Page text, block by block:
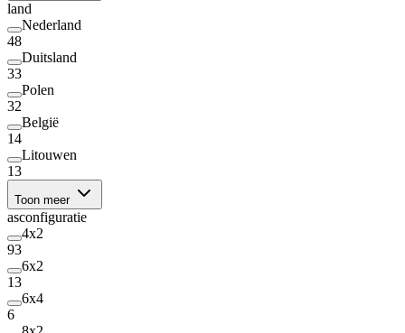
land
Nederland
48
Duitsland
33
Polen
32
België
14
Litouwen
13
Toon meer
asconfiguratie
4x2
93
6x2
13
6x4
6